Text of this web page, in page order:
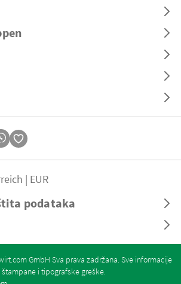
podataka
| EUR
GmbH Sva prava zadržana. Sve informacije
i tipografske greške.